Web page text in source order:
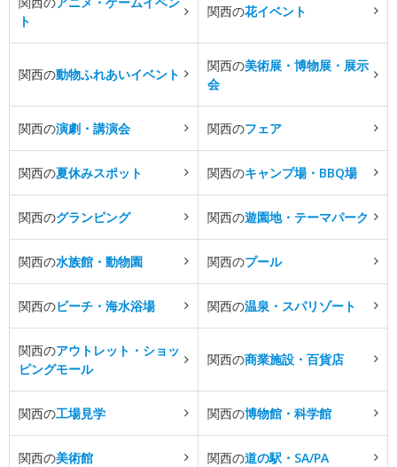
ト
関西の花イベント
関西の動物ふれあいイベント
関西の美術展・博物展・展示
会
関西の演劇・講演会 関西のフェア
関西の夏休みスポット 関西のキャンプ場・BBQ場
関西のグランピング 関西の遊園地・テーマパーク
関西の水族館・動物園 関西のプール
関西のビーチ・海水浴場 関西の温泉・スパリゾート
関西のアウトレット・ショッ
ピングモール
関西の商業施設・百貨店
関西の工場見学 関西の博物館・科学館
関西の美術館 関西の道の駅・SA/PA